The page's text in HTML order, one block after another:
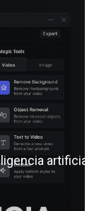
artificial